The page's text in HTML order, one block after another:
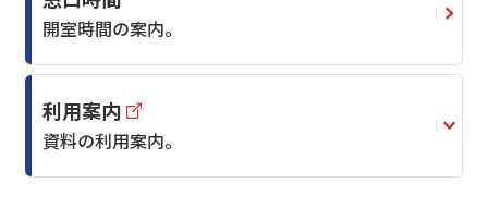
開室時間の案内。
利用案内
資料の利用案内。